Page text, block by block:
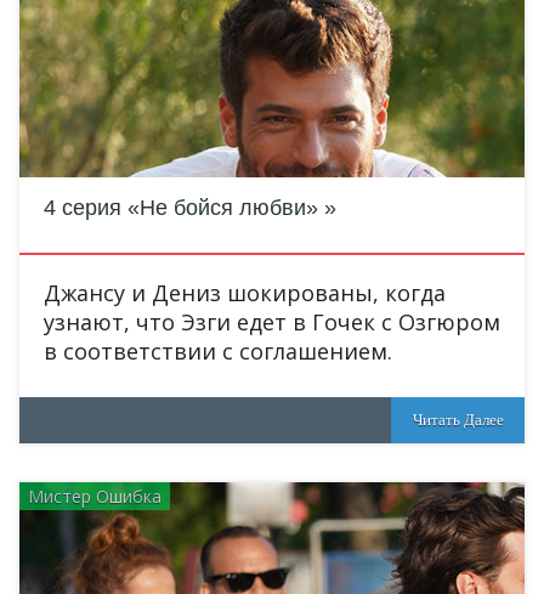
4 серия «Не бойся любви»
Джансу и Дениз шокированы, когда
узнают, что Эзги едет в Гочек с Озгюром
в соответствии с соглашением.
Читать Далее
Мистер Ошибка